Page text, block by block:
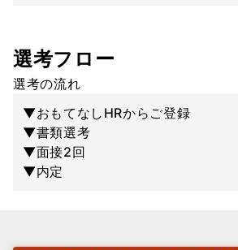
選考フロー
選考の流れ
▼おもてなしHRからご登録
▼書類選考
▼面接2回
▼内定